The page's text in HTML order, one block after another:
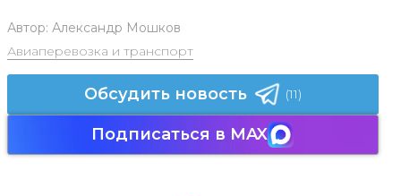
Автор: Александр Мошков
Авиаперевозка и транспорт
Обсудить новость (11)
Подписаться в MAX